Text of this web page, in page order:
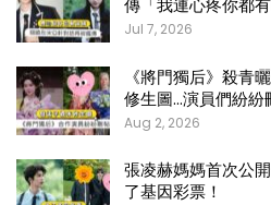
傳「我連心疼你都有
Jul 7, 2026
《將門獨后》殺青
修生圖…演員們紛紛
Aug 2, 2026
張凌赫媽媽首次公
了基因彩票！